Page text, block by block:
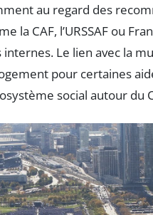
au regard des
la CAF, l’URSSAF ou
Le lien avec la
pour certaines
social autour du